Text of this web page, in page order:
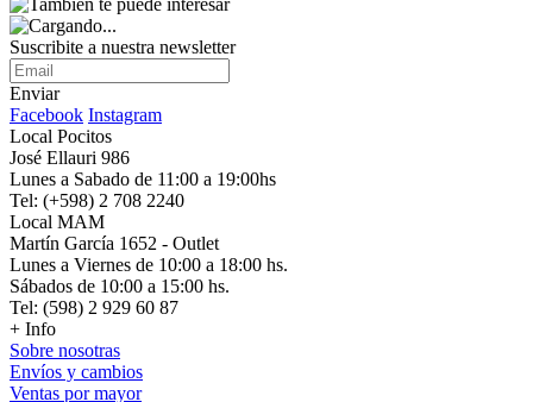
Suscribite a nuestra newsletter
Enviar
Facebook Instagram
Local Pocitos
José Ellauri 986
Lunes a Sabado de 11:00 a 19:00hs
Tel: (+598) 2 708 2240
Local MAM
Martín García 1652 - Outlet
Lunes a Viernes de 10:00 a 18:00 hs.
Sábados de 10:00 a 15:00 hs.
Tel: (598) 2 929 60 87
+ Info
Sobre nosotras
Envíos y cambios
Ventas por mayor